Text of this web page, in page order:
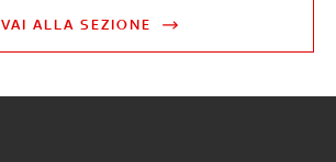
VAI ALLA SEZIONE